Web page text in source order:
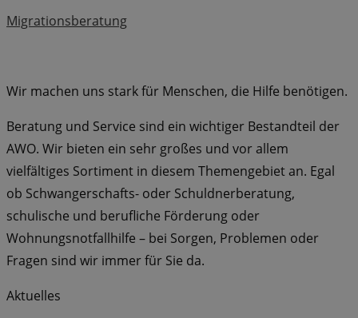
Migrationsberatung
Wir machen uns stark für Menschen, die Hilfe benötigen.
Beratung und Service sind ein wichtiger Bestandteil der
AWO. Wir bieten ein sehr großes und vor allem
vielfältiges Sortiment in diesem Themengebiet an. Egal
ob Schwangerschafts- oder Schuldnerberatung,
schulische und berufliche Förderung oder
Wohnungsnotfallhilfe – bei Sorgen, Problemen oder
Fragen sind wir immer für Sie da.
Aktuelles